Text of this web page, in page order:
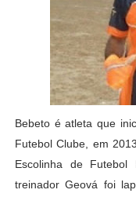
Bebeto é atleta que
Futebol Clube, em
Escolinha de
treinador Geová foi